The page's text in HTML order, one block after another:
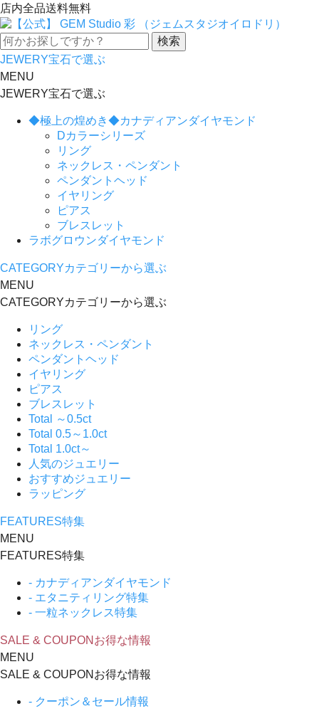
店内全品送料無料
JEWERY宝石で選ぶ
MENU
JEWERY宝石で選ぶ
◆極上の煌めき◆カナディアンダイヤモンド
Dカラーシリーズ
リング
ネックレス・ペンダント
ペンダントヘッド
イヤリング
ピアス
ブレスレット
ラボグロウンダイヤモンド
CATEGORYカテゴリーから選ぶ
MENU
CATEGORYカテゴリーから選ぶ
リング
ネックレス・ペンダント
ペンダントヘッド
イヤリング
ピアス
ブレスレット
Total ～0.5ct
Total 0.5～1.0ct
Total 1.0ct～
人気のジュエリー
おすすめジュエリー
ラッピング
FEATURES特集
MENU
FEATURES特集
- カナディアンダイヤモンド
- エタニティリング特集
- 一粒ネックレス特集
SALE & COUPON お得な情報
MENU
SALE & COUPON お得な情報
- クーポン＆セール情報